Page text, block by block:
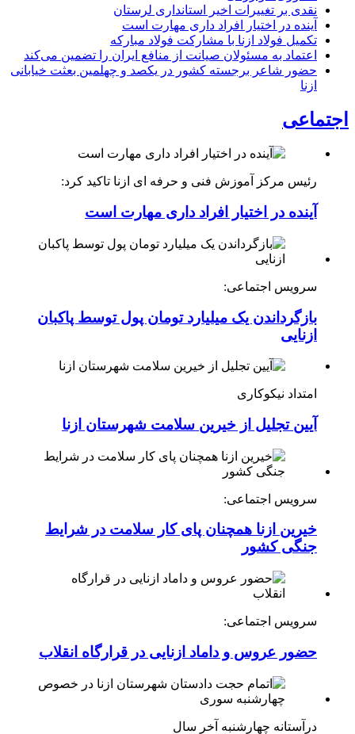
نقدی بر تغییرات اخیر استانداری لرستان
آینده در اختیار افراد داری مهارت است
تکمیل فولاد ازنا با مشارکت فولاد مبارکه
اعتماد به مسئولان صیانت از منافع ایران را تضمین می‌کند
حضور شاعر برجسته کشور در یکصد و چهلمین بعثت خیابانی
ازنا
اجتماعی
رئیس مرکز آموزش فنی و حرفه ای ازنا تاکید کرد:
آینده در اختیار افراد داری مهارت است
سرویس اجتماعی:
بازگرداندن یک میلیارد تومان پول توسط پاکبان
ازنایی
امتداد نیکوکاری
آیین تجلیل از خیرین سلامت شهرستان ازنا
سرویس اجتماعی:
خیرین ازنا همچنان پای کار سلامت در شرایط
جنگی کشور
سرویس اجتماعی:
حضور عروس و داماد ازنایی در قرارگاه انقلاب
درآستانه چهارشنبه آخر سال